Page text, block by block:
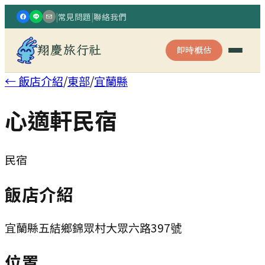
|常見問題|聯絡我們
翔慶旅行社 即時概估
← 飯店介紹/東部/宜蘭縣
心適軒民宿
民宿
飯店介紹
宜蘭縣五結鄉錦眾村大眾六路397號